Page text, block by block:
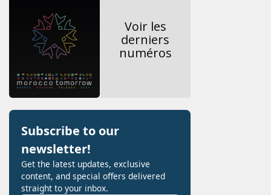
Voir les
derniers
numéros